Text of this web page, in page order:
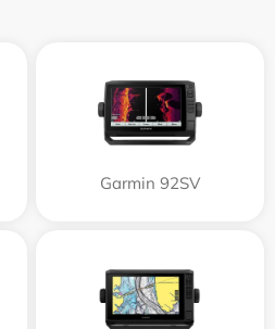
Garmin 92SV